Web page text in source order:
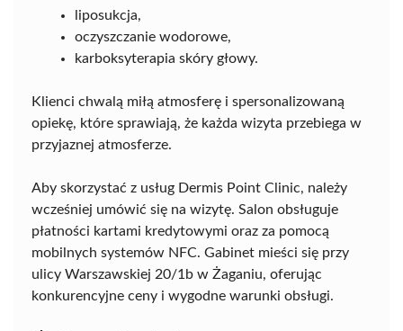
liposukcja,
oczyszczanie wodorowe,
karboksyterapia skóry głowy.
Klienci chwalą miłą atmosferę i spersonalizowaną
opiekę, które sprawiają, że każda wizyta przebiega w
przyjaznej atmosferze.
Aby skorzystać z usług Dermis Point Clinic, należy
wcześniej umówić się na wizytę. Salon obsługuje
płatności kartami kredytowymi oraz za pomocą
mobilnych systemów NFC. Gabinet mieści się przy
ulicy Warszawskiej 20/1b w Żaganiu, oferując
konkurencyjne ceny i wygodne warunki obsługi.